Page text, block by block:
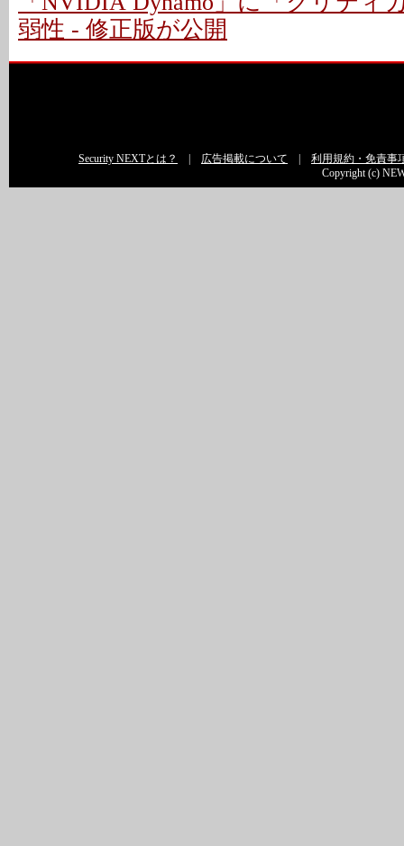
弱性 - 修正版が公開
Security NEXTとは？ 広告掲載について
利用規約・免責事
Copyright (c)